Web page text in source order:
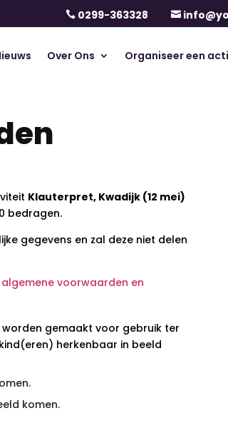
 0299-363328 
Over Ons Organiseer een
Klauterpret, Kwadijk (12 mei)
bedragen.
gegevens en zal deze niet delen
algemene voorwaarden en
gemaakt voor gebruik ter
herkenbaar in beeld
komen.